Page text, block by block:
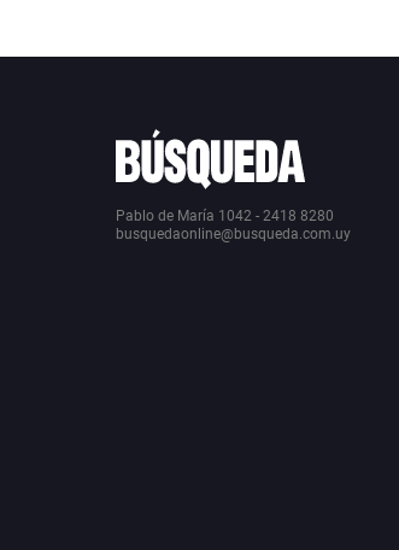
Pablo de María 1042 - 2418 8280
busquedaonline@busqueda.com.uy